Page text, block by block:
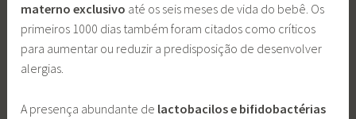
materno exclusivo até os seis meses de vida do bebê. Os
primeiros 1000 dias também foram citados como críticos
para aumentar ou reduzir a predisposição de desenvolver
alergias.
A presença abundante de lactobacilos e bifidobactérias